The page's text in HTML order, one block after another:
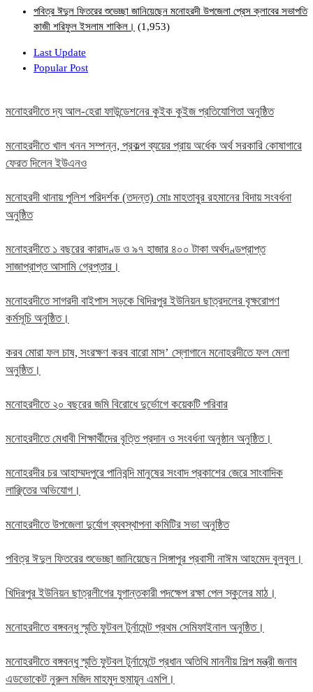
পবিত্র ঈদুল ফিতরের শুভেচ্ছা জানিয়েছেন মনোহরদী উপজেলা প্রেস ক্লাবের সভাপতি
কাজী শরিফুল ইসলাম শাকিল। (1,953)
Last Update
Popular Post
মনোহরদীতে দ্য আল-হেরা ফাউন্ডেশনের কুইক কুইজ প্রতিযোগিতা অনুষ্ঠিত
মনোহরদীতে খাল খনন সম্পন্ন, প্রকল্প ব্যয়ের প্রায় অর্ধেক অর্থ সরকারি কোষাগারে
ফেরত দিলেন ইউএনও
মনোহরদী থানায় পুলিশ পরিদর্শক (তদন্ত) মোঃ মাহতাবুর রহমানের বিদায় সংবর্ধনা
অনুষ্ঠিত
মনোহরদীতে ১ বছরের কারাদণ্ড ও ৯৭ হাজার ৪০০ টাকা অর্থদণ্ডপ্রাপ্ত
সাজাপ্রাপ্ত আসামি গ্রেপ্তার।
মনোহরদীতে সাগরদী বাইপাস সড়কে খিদিরপুর ইউনিয়ন ছাত্রদলের বৃক্ষরোপণ
কর্মসূচি অনুষ্ঠিত।
করব মোরা ফল চাষ, সংরক্ষণ করব বারো মাস’ স্লোগানে মনোহরদীতে ফল মেলা
অনুষ্ঠিত।
মনোহরদীতে ২০ বছরের জমি বিরোধে দুর্ভোগে কয়েকটি পরিবার
মনোহরদীতে মেধাবী শিক্ষার্থীদের বৃত্তি প্রদান ও সংবর্ধনা অনুষ্ঠান অনুষ্ঠিত।
মনোহরদীর চর আহাম্মদপুরে পানিবন্দি মানুষের সংবাদ প্রকাশের জেরে সাংবাদিক
লাঞ্ছিতের অভিযোগ।
মনোহরদীতে উপজেলা দুর্যোগ ব্যবস্থাপনা কমিটির সভা অনুষ্ঠিত
পবিত্র ঈদুল ফিতরের শুভেচ্ছা জানিয়েছেন সিঙ্গাপুর প্রবাসী নাঈম আহমেদ বুলবুল।
খিদিরপুর ইউনিয়ন ছাত্রলীগের যুগান্তকারী পদক্ষেপ রক্ষা পেল স্কুলের মাঠ।
মনোহরদীতে বঙ্গবন্ধু স্মৃতি ফুটবল টুর্নামেন্ট প্রথম সেমিফাইনাল অনুষ্ঠিত।
মনোহরদীতে বঙ্গবন্ধু স্মৃতি ফুটবল টুর্নামেন্টে প্রধান অতিথি মাননীয় শিল্প মন্ত্রী জনাব
এডভোকেট নুরুল মজিদ মাহমুদ হুমায়ূন এমপি।